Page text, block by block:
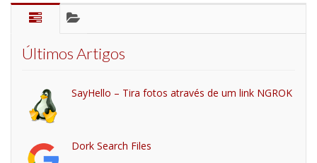
Últimos Artigos
SayHello – Tira fotos através de um link NGROK
Dork Search Files